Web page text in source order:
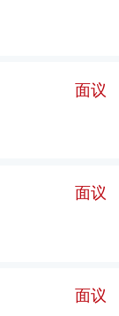
了辉煌的历
面议
面议
面议